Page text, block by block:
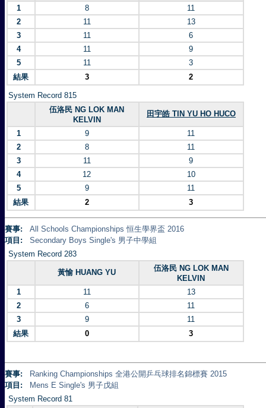
1
8
11
2
11
13
3
11
6
4
11
9
5
11
3
結果
3 2
System Record 815
伍洛民 NG LOK MAN
KELVIN
田宇皓 TIN YU HO HUCO
1 9
11
2
8
11
3
11
9
4
12
10
5
9
11
結果
2 3
賽事:
All Schools Championships 恒生學界盃 2016
項目:
Secondary Boys Single's 男子中學組
System Record 283
黃愉 HUANG YU
伍洛民 NG LOK MAN
KELVIN
1
11
13
2
6
11
3
9
11
結果
0 3
賽事:
Ranking Championships 全港公開乒乓球排名錦標賽 2015
項目:
Mens E Single's 男子戊組
System Record 81